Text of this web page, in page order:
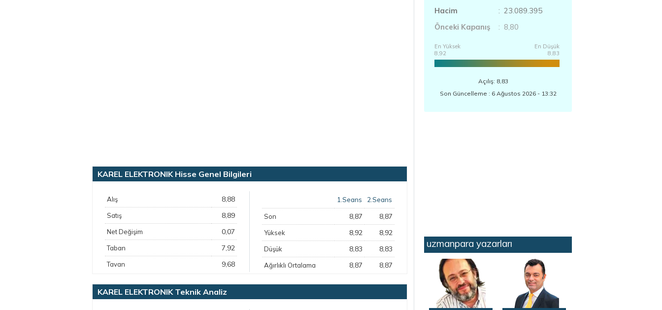
KAREL ELEKTRONIK Hisse Genel Bilgileri
Alış 8,88
Satış 8,89
Net Değişim 0,07
Taban 7,92
Tavan 9,68
1.Seans 2.Seans
Son 8,87 8,87
Yüksek 8,92 8,92
Düşük 8,83 8,83
Ağırlıklı Ortalama 8,87 8,87
KAREL ELEKTRONIK Teknik Analiz
Hacim
: 23.089.395
Önceki Kapanış
: 8,80
En Yüksek
8,92
En Düşük
8,83
Açılış: 8,83
Son Güncelleme : 6 Ağustos 2026 - 13:32
uzmanpara yazarları